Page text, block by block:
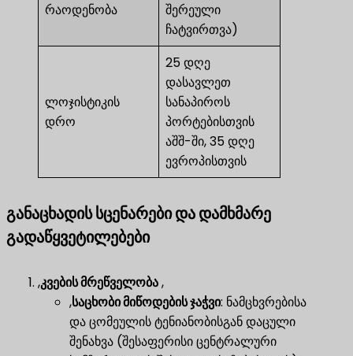
რაოდენობა
შერეული
ჩატვირთვა)
ლოჯისტიკის
დრო
25 დღე
დასავლეთ
სანაპიროს
პორტებისთვის
აშშ-ში, 35 დღე
ევროპისთვის
განაცხადის სცენარები და დამხმარე
გადაწყვეტილებები
,კვების მრეწველობა,
,საცხობი მიწოდების ჯაჭვი​: ნამცხვრებისა
და ცომეულის ტენიანობისგან დაცული
შენახვა (შესაფერისი ცენტრალური